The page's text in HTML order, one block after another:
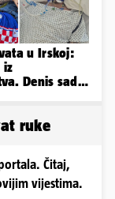
u Irskoj:
iz
Denis sada
ruke
Čitaj,
vijestima.